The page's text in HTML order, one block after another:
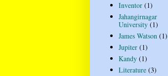
Inventor (1)
Jahangirnagar
University (1)
James Watson (1)
Jupiter (1)
Kandy (1)
Literature (3)